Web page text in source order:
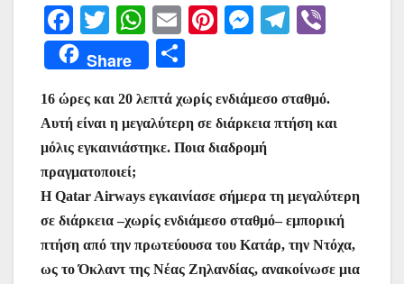
F
a
c
e
b
o
o
k
T
w
itt
er
W
h
at
s
A
p
p
E
m
ai
l
Pi
e
st
M
s
e
n
g
er
T
gr
a
Share
ρ
α
τε
ίτ
ε
16 ώρες και 20 λεπτά χωρίς ενδιάμεσο σταθμό.
Αυτή είναι η μεγαλύτερη σε διάρκεια πτήση και
μόλις εγκαινιάστηκε. Ποια διαδρομή
πραγματοποιεί;
Η Qatar Airways εγκαινίασε σήμερα τη μεγαλύτερη
σε διάρκεια –χωρίς ενδιάμεσο σταθμό– εμπορική
πτήση από την πρωτεύουσα του Κατάρ, την Ντόχα,
ως το Όκλαντ της Νέας Ζηλανδίας, ανακοίνωσε μια